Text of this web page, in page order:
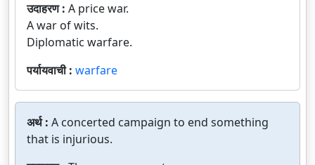
उदाहरण : A price war.
A war of wits.
Diplomatic warfare.
पर्यायवाची : warfare
अर्थ : A concerted campaign to end something
that is injurious.